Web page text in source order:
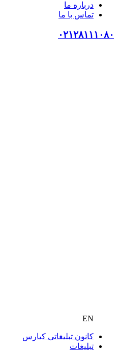
درباره ما
تماس با ما
۰۲۱۲۸۱۱۱۰۸۰
EN
کانون تبلیغاتی کیارس
تبلیغات